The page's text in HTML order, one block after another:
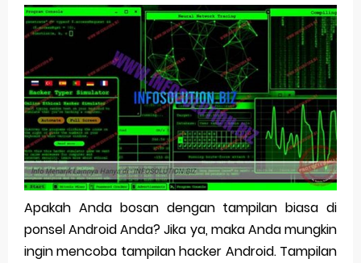
Bitcoin Miner Android: Apa Itu Dan Bagaimana Cara Menggunakannya
Pp Wa Couple Pasangan: Cara Terbaik Untuk Menjaga Hubungan
Cara Mengecek Windows Ori
Simpan Profil Ig Dengan Mudah
Aplikasi Togel Android: Solusi Praktis Untuk Pecinta Togel
Siap Video Call, tapi Download Aplikasinya Dulu, Abangku
Thursday, 6 August
Apakah Anda bosan dengan tampilan biasa di
ponsel Android Anda? Jika ya, maka Anda mungkin
ingin mencoba tampilan hacker Android. Tampilan